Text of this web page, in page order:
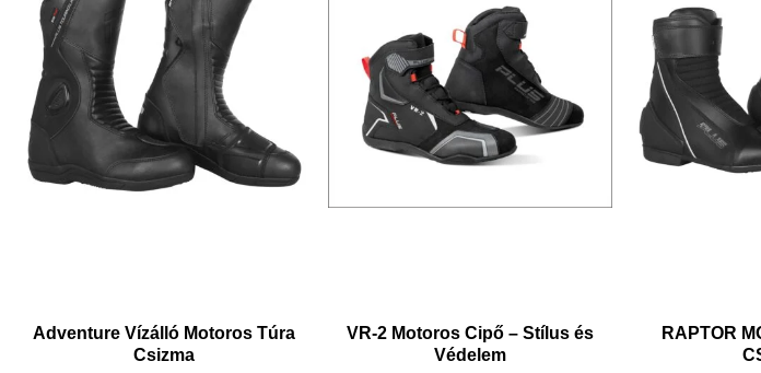
Adventure Vízálló Motoros Túra
Csizma
VR-2 Motoros Cipő – Stílus és
Védelem
RAPTOR